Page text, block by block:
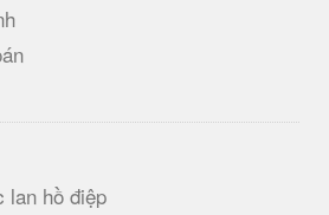
lan hồ điệp